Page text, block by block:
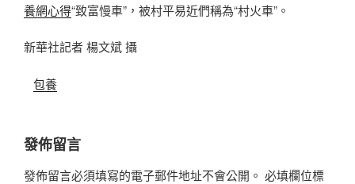
養網心得“致富慢車”，被村平易近們稱為“村火車”。
新華社記者 楊文斌 攝
包養
發佈留言
發佈留言必須填寫的電子郵件地址不會公開。 必填欄位標